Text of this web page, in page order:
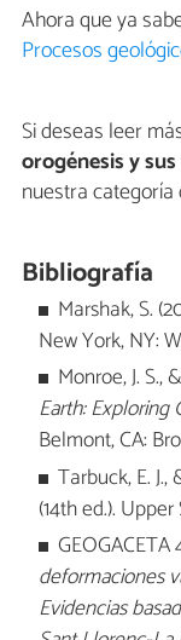
Ahora que ya
Procesos
Si deseas leer
orogénesis y
nuestra categoría
Bibliografía
Marshak, S.
New York, NY:
Monroe, J. S.,
Earth:
Belmont, CA:
Tarbuck, E. J.,
(14th ed.).
GEOGACETA
deformaciones
Evidencias